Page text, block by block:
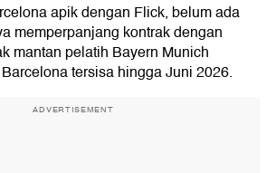
apik dengan Flick, belum ada
memperpanjang kontrak dengan
mantan pelatih Bayern Munich
tersisa hingga Juni 2026.
ADVERTISEMENT